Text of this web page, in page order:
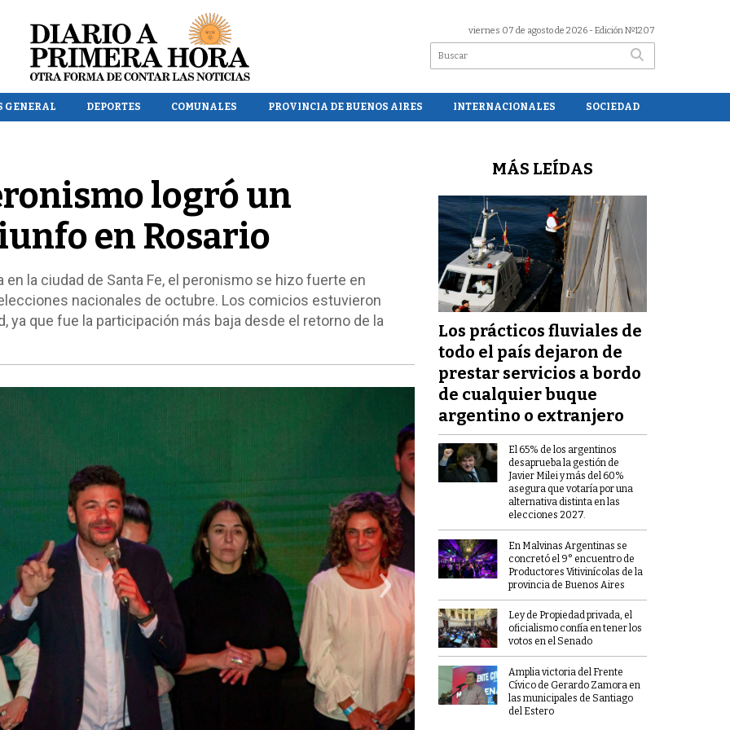
viernes 07 de agosto de 2026 - Edición Nº1207
GENERAL DEPORTES COMUNALES PROVINCIA DE BUENOS AIRES INTERNACIONALES SOCIEDAD
logró un
en Rosario
la ciudad de Santa Fe, el peronismo se hizo fuerte en
nacionales de octubre. Los comicios estuvieron
ya que fue la participación más baja desde el retorno de la
›
MÁS LEÍDAS
Los prácticos fluviales de
todo el país dejaron de
prestar servicios a bordo
de cualquier buque
argentino o extranjero
El 65% de los argentinos
desaprueba la gestión de
Javier Milei y más del 60%
asegura que votaría por una
alternativa distinta en las
elecciones 2027.
En Malvinas Argentinas se
concretó el 9° encuentro de
Productores Vitivinícolas de la
provincia de Buenos Aires
Ley de Propiedad privada, el
oficialismo confía en tener los
votos en el Senado
Amplia victoria del Frente
Cívico de Gerardo Zamora en
las municipales de Santiago
del Estero